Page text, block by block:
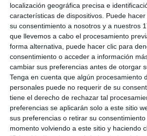
localización geográfica precisa e
características de dispositivos. Puede
su consentimiento a nosotros y a nuestros
que llevemos a cabo el procesamiento
forma alternativa, puede hacer clic para
consentimiento o acceder a información
cambiar sus preferencias antes de otorgar
Tenga en cuenta que algún procesamiento
personales puede no requerir de su
tiene el derecho de rechazar tal
preferencias se aplicarán solo a este sitio
sus preferencias o retirar su
momento volviendo a este sitio y haciendo
correspondientes áreas o
que con esta fiscalización previa
tiene que responsabilizarse del
la responsabilidad que supone el
expediente y que esos expedientes
acuerdo a la normativa y ley
creo que será bueno para todos y
responsabilidad que asumimos cada
distintos departamentos tienen que